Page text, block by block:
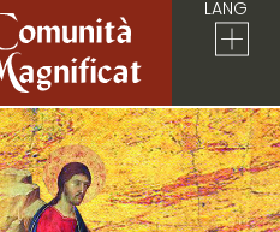
LANG